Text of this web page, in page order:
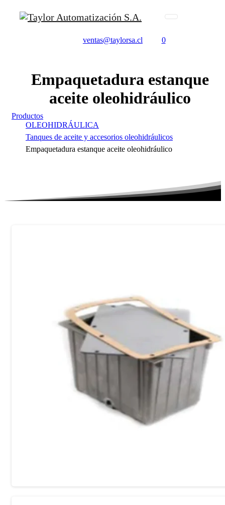
ventas@taylorsa.cl 0
Empaquetadura estanque
aceite oleohidráulico
Productos
OLEOHIDRÁULICA
Tanques de aceite y accesorios oleohidráulicos
Empaquetadura estanque aceite oleohidráulico